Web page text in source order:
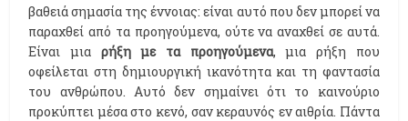
βαθειά σημασία της έννοιας: είναι αυτό που δεν μπορεί να
παραχθεί από τα προηγούμενα, ούτε να αναχθεί σε αυτά.
Είναι μια ρήξη με τα προηγούμενα, μια ρήξη που
οφείλεται στη δημιουργική ικανότητα και τη φαντασία
του ανθρώπου. Αυτό δεν σημαίνει ότι το καινούριο
προκύπτει μέσα στο κενό, σαν κεραυνός εν αιθρία. Πάντα